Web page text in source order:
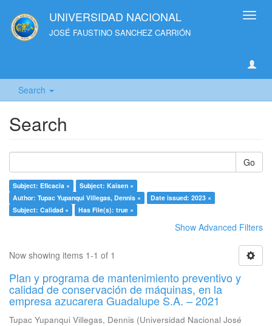
UNIVERSIDAD NACIONAL
JOSÉ FAUSTINO SANCHEZ CARRIÓN
Search
Search
Go
Subject: Eficacia ×
Subject: Kaisen ×
Author: Tupac Yupanqui Villegas, Dennis ×
Date issued: 2023 ×
Subject: Calidad ×
Has File(s): true ×
Show Advanced Filters
Now showing items 1-1 of 1
Plan y programa de mantenimiento preventivo y
calidad de conservación de máquinas, en la
empresa azucarera Guadalupe S.A. – 2021
Tupac Yupanqui Villegas, Dennis (Universidad Nacional José